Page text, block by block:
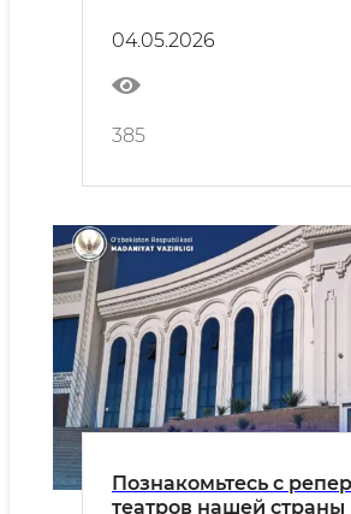
«Бойсун бахори».
04.05.2026
385
Познакомьтесь с
театров нашей страны